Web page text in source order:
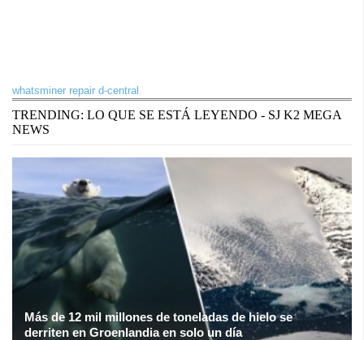
whatsminer repair d-central
TRENDING: LO QUE SE ESTÁ LEYENDO - SJ K2 MEGA
NEWS
Más de 12 mil millones de toneladas de hielo se
derriten en Groenlandia en solo un día